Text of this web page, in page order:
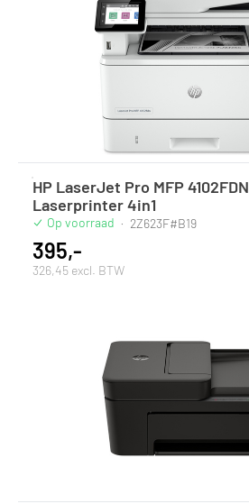
HP LaserJet Pro MFP
Laserprinter 4in1
Op voorraad · 2Z623F#B19
395,-
326,45 excl. BTW